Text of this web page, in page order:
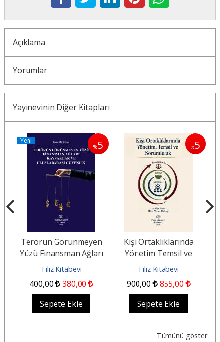
Açıklama
Yorumlar
Yayınevinin Diğer Kitapları
%5
Yeni
Terörün Görünmeyen
Yüzü Finansman Ağları
Kaynaklar ve
Filiz Kitabevi
400,00 380,00
Sepete Ekle
%5
Kişi Ortaklıklarında
Yönetim Temsil ve
Sorumluluk
Filiz Kitabevi
900,00 855,00
Sepete Ekle
Tümünü göster